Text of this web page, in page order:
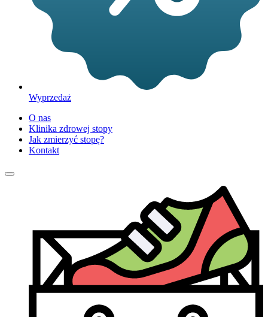
Wyprzedaż
O nas
Klinika zdrowej stopy
Jak zmierzyć stopę?
Kontakt